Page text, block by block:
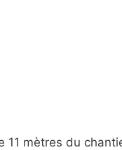
11 mètres du